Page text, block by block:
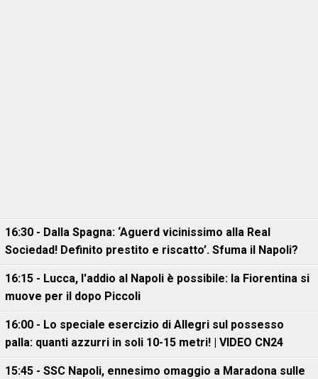
16:30 - Dalla Spagna: ‘Aguerd vicinissimo alla Real
Sociedad! Definito prestito e riscatto’. Sfuma il Napoli?
16:15 - Lucca, l'addio al Napoli è possibile: la Fiorentina si
muove per il dopo Piccoli
16:00 - Lo speciale esercizio di Allegri sul possesso
palla: quanti azzurri in soli 10-15 metri! | VIDEO CN24
15:45 - SSC Napoli, ennesimo omaggio a Maradona sulle